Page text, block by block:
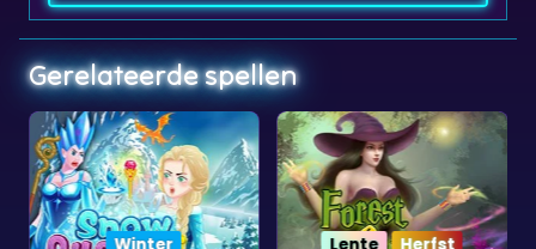
Gerelateerde spellen
Winter Lente Herfst